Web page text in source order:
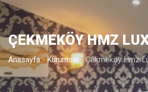
ÇEKMEKÖY HMZ
Anasayfa Kurumsal Çekmeköy Hmz